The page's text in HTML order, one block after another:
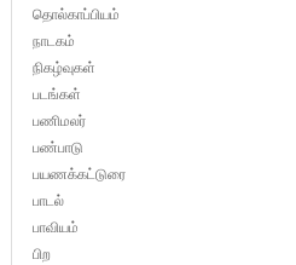
தொல்காப்பியம்
நாடகம்
நிகழ்வுகள்
படங்கள்
பணிமலர்
பண்பாடு
பயணக்கட்டுரை
பாடல்
பாவியம்
பிற